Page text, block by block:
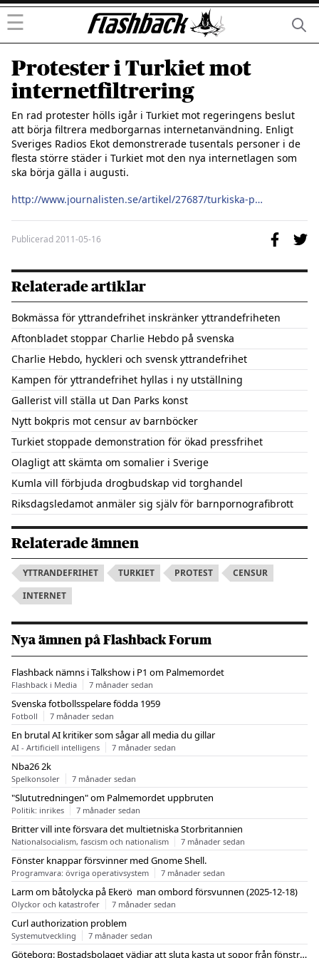
☰
Protester i Turkiet mot
internetfiltrering
En rad protester hölls igår i Turkiet mot regeringens beslut
att börja filtrera medborgarnas internetanvändning. Enligt
Sveriges Radios Ekot demonstrerade tusentals personer i de
flesta större städer i Turkiet mot den nya internetlagen som
ska börja gälla i augusti.
http://www.journalisten.se/artikel/27687/turkiska-protester-mot-internetfiltrering
Publicerad2011-05-16
Relaterade artiklar
Bokmässa för yttrandefrihet inskränker yttrandefriheten
Aftonbladet stoppar Charlie Hebdo på svenska
Charlie Hebdo, hyckleri och svensk yttrandefrihet
Kampen för yttrandefrihet hyllas i ny utställning
Gallerist vill ställa ut Dan Parks konst
Nytt bokpris mot censur av barnböcker
Turkiet stoppade demonstration för ökad pressfrihet
Olagligt att skämta om somalier i Sverige
Kumla vill förbjuda drogbudskap vid torghandel
Riksdagsledamot anmäler sig själv för barnpornografibrott
Relaterade ämnen
YTTRANDEFRIHET TURKIET PROTEST
CENSUR
INTERNET
Nya ämnen på Flashback Forum
Flashback nämns i Talkshow i P1 om Palmemordet
Flashback i Media 7 månader sedan
Svenska fotbollsspelare födda 1959
Fotboll 7 månader sedan
En brutal AI kritiker som sågar all media du gillar
AI - Artificiell intelligens 7 månader sedan
Nba26 2k
Spelkonsoler 7 månader sedan
"Slututredningen" om Palmemordet uppbruten
Politik: inrikes 7 månader sedan
Britter vill inte försvara det multietniska Storbritannien
Nationalsocialism, fascism och nationalism 7 månader sedan
Fönster knappar försvinner med Gnome Shell.
Programvara: övriga operativsystem 7 månader sedan
Larm om båtolycka på Ekerö  man ombord försvunnen (2025-12-18)
Olyckor och katastrofer 7 månader sedan
Curl authorization problem
Systemutveckling 7 månader sedan
Göteborg: Bostadsbolaget vädjar att sluta kasta ut sopor från fönstren